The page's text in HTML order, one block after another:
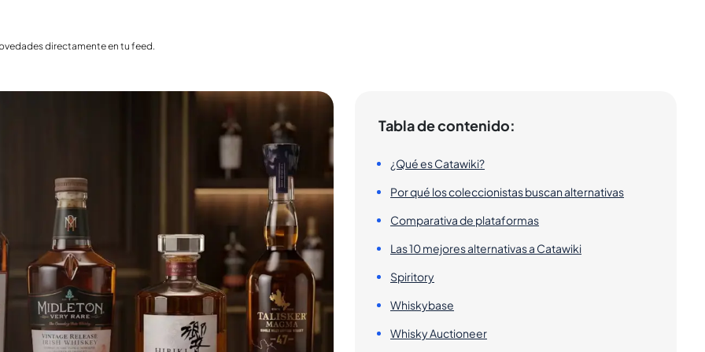
China
América y el Caribe
Guyana
Barbados
directamente en tu feed.
Tabla de contenido:
¿Qué es Catawiki?
Por qué los coleccionistas buscan alternativas
Comparativa de plataformas
Las 10 mejores alternativas a Catawiki
Spiritory
Whiskybase
Whisky Auctioneer